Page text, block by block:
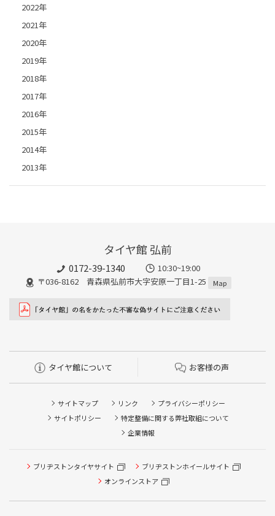
2022年
2021年
2020年
2019年
2018年
2017年
2016年
2015年
2014年
2013年
タイヤ館 弘前
0172-39-1340
10:30~19:00
〒036-8162 青森県弘前市大字安原一丁目1-25
Map
タイヤ館について お客様の声
サイトマップ リンク
プライバシーポリシー
サイトポリシー
特定整備に関する弊社取組について
企業情報
ブリヂストンタイヤサイト
ブリヂストンホイールサイト
オンラインストア
タイヤ点検・安全点検/タイヤ履き替え/オイル交換/その他
ピット作業の予約